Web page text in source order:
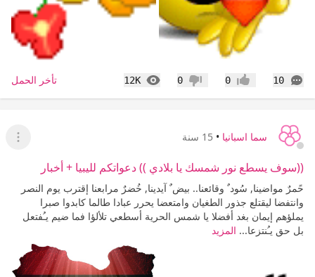
10
التعليقات إعجاب0 عدم إعجاب
0
12K
المشاهدات تأخر الحمل
سما اسبانيا • 15 سنة
عرض
((سوف يسطع نور شمسك يا بلادي )) دعواتكم لليبيا + أخبار
حًمرٌ مواضينا, سُود ٌ وقائعنا.. بيض ٌ آيدينا, خُضرٌ مرابعنا إقترب يوم النصر
وانتفضا ليقتلع جذور الطغيان وامتعضا يحرر عبادا طالما كابدوا صبرا
يملؤهم إيمان بغد أفضلا يا شمس الحرية أسطعي تلألؤا فما ضيم يـُفتعل
بل حق يـُنتزعا... المزيد